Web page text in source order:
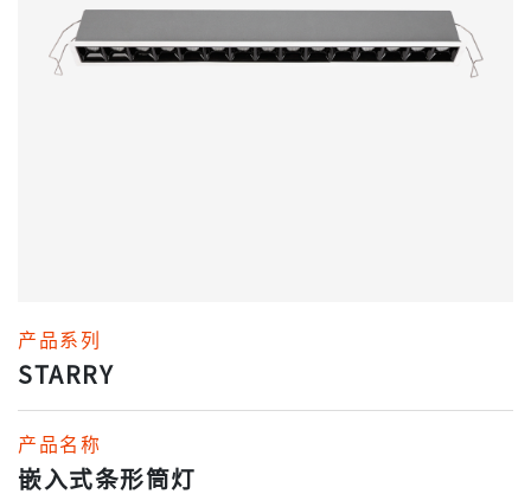
产品系列
STARRY
产品名称
嵌入式条形筒灯